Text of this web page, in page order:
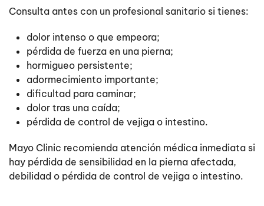
Consulta antes con un profesional sanitario si tienes:
dolor intenso o que empeora;
pérdida de fuerza en una pierna;
hormigueo persistente;
adormecimiento importante;
dificultad para caminar;
dolor tras una caída;
pérdida de control de vejiga o intestino.
Mayo Clinic recomienda atención médica inmediata si
hay pérdida de sensibilidad en la pierna afectada,
debilidad o pérdida de control de vejiga o intestino.